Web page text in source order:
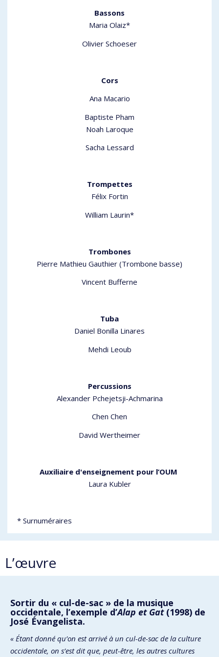
Bassons
Maria Olaiz*
Olivier Schoeser
Cors
Ana Macario
Baptiste Pham
Noah Laroque
Sacha Lessard
Trompettes
Félix Fortin
William Laurin*
Trombones
Pierre Mathieu Gauthier (Trombone basse)
Vincent Bufferne
Tuba
Daniel Bonilla Linares
Mehdi Leoub
Percussions
Alexander Pchejetsji-Achmarina
Chen Chen
David Wertheimer
Auxiliaire d'enseignement pour l’OUM
Laura Kubler
* Surnuméraires
L’œuvre
Sortir du « cul-de-sac » de la musique
occidentale, l’exemple d’Alap et Gat(1998) de
José Évangelista.
« Étant donné qu’on est arrivé à un cul-de-sac de la culture
occidentale, on s’est dit que, peut-être, les autres cultures